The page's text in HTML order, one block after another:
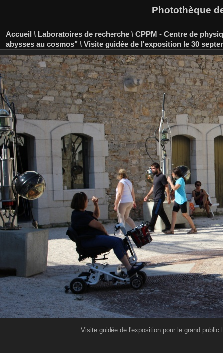
Photothèque
Accueil \ Laboratoires de recherche \ CPPM - Centre de
abysses au cosmos" \ Visite guidée de l'exposition le 30
Visite guidée de l'exposition pour le grand public